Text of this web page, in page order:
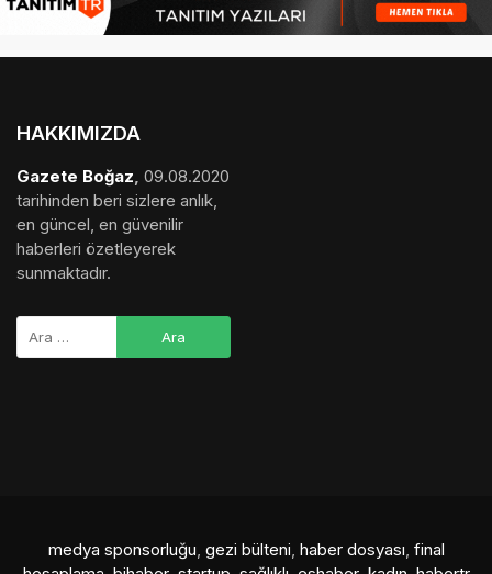
HAKKIMIZDA
Gazete Boğaz, 09.08.2020
tarihinden beri sizlere anlık,
en güncel, en güvenilir
haberleri özetleyerek
sunmaktadır.
medya sponsorluğu, gezi bülteni, haber dosyası, final